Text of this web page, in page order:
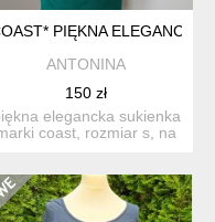
SUKIENKA S
PIĘKNA ELEGANCKA
ANTONINA
150 zł
elegancka sukienka
coast, rozmiar s, na